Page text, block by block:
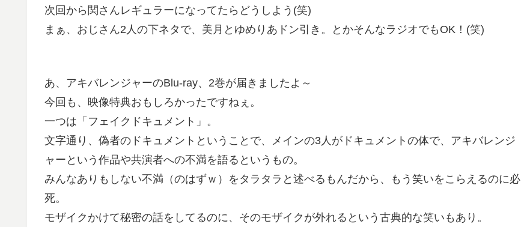
次回から関さんレギュラーになってたらどうしよう(笑)
まぁ、おじさん2人の下ネタで、美月とゆめりあドン引き。とかそんなラジオでもOK！(笑)
あ、アキバレンジャーのBlu-ray、2巻が届きましたよ～
今回も、映像特典おもしろかったですねぇ。
一つは「フェイクドキュメント」。
文字通り、偽者のドキュメントということで、メインの3人がドキュメントの体で、アキバレンジ
ャーという作品や共演者への不満を語るというもの。
みんなありもしない不満（のはずｗ）をタラタラと述べるもんだから、もう笑いをこらえるのに必
死。
モザイクかけて秘密の話をしてるのに、そのモザイクが外れるという古典的な笑いもあり。